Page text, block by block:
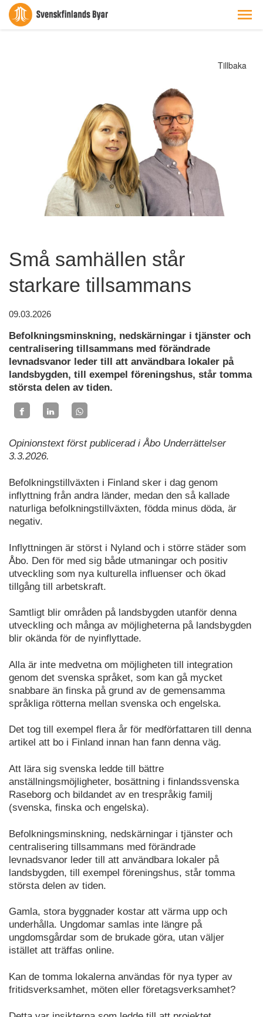
Tillbaka
Små samhällen står
starkare tillsammans
09.03.2026
Befolkningsminskning, nedskärningar i tjänster och
centralisering tillsammans med förändrade
levnadsvanor leder till att användbara lokaler på
landsbygden, till exempel föreningshus, står tomma
största delen av tiden.
Opinionstext först publicerad i Åbo Underrättelser
3.3.2026.
Befolkningstillväxten i Finland sker i dag genom
inflyttning från andra länder, medan den så kallade
naturliga befolkningstillväxten, födda minus döda, är
negativ.
Inflyttningen är störst i Nyland och i större städer som
Åbo. Den för med sig både utmaningar och positiv
utveckling som nya kulturella influenser och ökad
tillgång till arbetskraft.
Samtligt blir områden på landsbygden utanför denna
utveckling och många av möjligheterna på landsbygden
blir okända för de nyinflyttade.
Alla är inte medvetna om möjligheten till integration
genom det svenska språket, som kan gå mycket
snabbare än finska på grund av de gemensamma
språkliga rötterna mellan svenska och engelska.
Det tog till exempel flera år för medförfattaren till denna
artikel att bo i Finland innan han fann denna väg.
Att lära sig svenska ledde till bättre
anställningsmöjligheter, bosättning i finlandssvenska
Raseborg och bildandet av en trespråkig familj
(svenska, finska och engelska).
Befolkningsminskning, nedskärningar i tjänster och
centralisering tillsammans med förändrade
levnadsvanor leder till att användbara lokaler på
landsbygden, till exempel föreningshus, står tomma
största delen av tiden.
Gamla, stora byggnader kostar att värma upp och
underhålla. Ungdomar samlas inte längre på
ungdomsgårdar som de brukade göra, utan väljer
istället att träffas online.
Kan de tomma lokalerna användas för nya typer av
fritidsverksamhet, möten eller företagsverksamhet?